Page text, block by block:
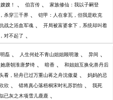
嫂！ 、 伯言传 、 家族修仙：我以子嗣登
杀穿三千界 、 铠甲：人在拿瓦，但我是欧克
战之浴血军魂 、 开局被富婆拿下，系统却叫着
对不起了 、
磊 、 人生何处不青山姐姐顾明澈 、 异间 、
唐朝淮唐梦绮 、 暗香 、 和姐姐互换化兽丹后
看，轻舟已过万重山蒋之舟沈傲凝 、 妈妈的忌
欣 、 错将真心落梧桐宋时礼苏韵怡 、 我死
已灰之木项雪儿鹿鹿 、